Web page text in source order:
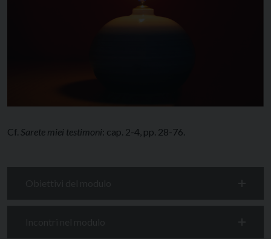
Cf. Sarete miei testimoni: cap. 2-4, pp. 28-76.